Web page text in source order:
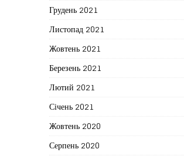
Грудень 2021
Листопад 2021
Жовтень 2021
Березень 2021
Лютий 2021
Січень 2021
Жовтень 2020
Серпень 2020